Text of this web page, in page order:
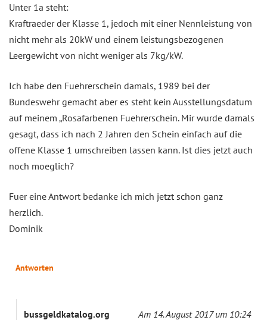
Unter 1a steht:
Kraftraeder der Klasse 1, jedoch mit einer Nennleistung von
nicht mehr als 20kW und einem leistungsbezogenen
Leergewicht von nicht weniger als 7kg/kW.
Ich habe den Fuehrerschein damals, 1989 bei der
Bundeswehr gemacht aber es steht kein Ausstellungsdatum
auf meinem „Rosafarbenen Fuehrerschein. Mir wurde damals
gesagt, dass ich nach 2 Jahren den Schein einfach auf die
offene Klasse 1 umschreiben lassen kann. Ist dies jetzt auch
noch moeglich?
Fuer eine Antwort bedanke ich mich jetzt schon ganz
herzlich.
Dominik
Antworten
bussgeldkatalog.org Am 14. August 2017 um 10:24